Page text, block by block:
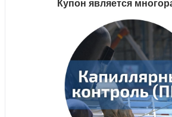
Купон является